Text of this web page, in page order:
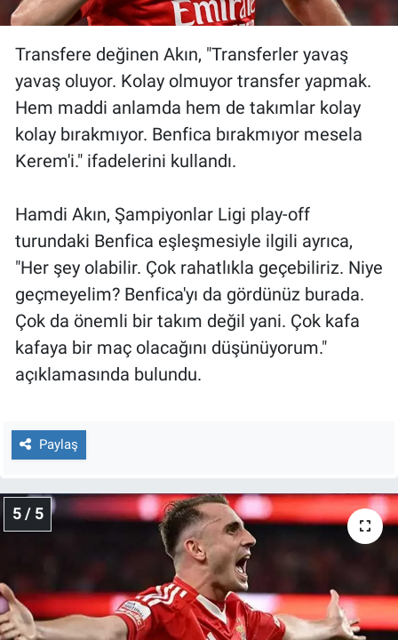
Transfere değinen Akın, "Transferler yavaş
yavaş oluyor. Kolay olmuyor transfer yapmak.
Hem maddi anlamda hem de takımlar kolay
kolay bırakmıyor. Benfica bırakmıyor mesela
Kerem'i." ifadelerini kullandı.
Hamdi Akın, Şampiyonlar Ligi play-off
turundaki Benfica eşleşmesiyle ilgili ayrıca,
"Her şey olabilir. Çok rahatlıkla geçebiliriz. Niye
geçmeyelim? Benfica'yı da gördünüz burada.
Çok da önemli bir takım değil yani. Çok kafa
kafaya bir maç olacağını düşünüyorum."
açıklamasında bulundu.
Paylaş
5 / 5